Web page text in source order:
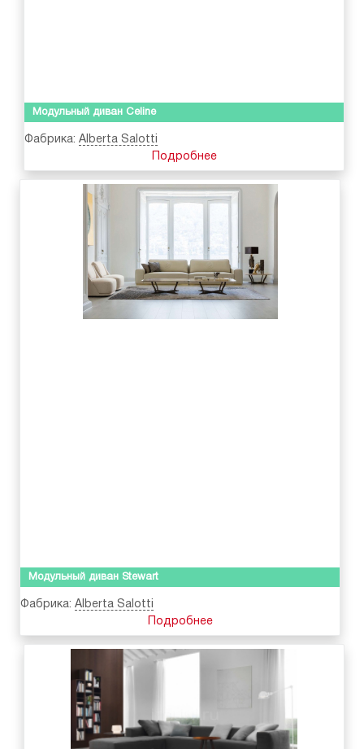
Модульный диван Celine
Фабрика: Alberta Salotti
Подробнее
Модульный диван Stewart
Фабрика: Alberta Salotti
Подробнее